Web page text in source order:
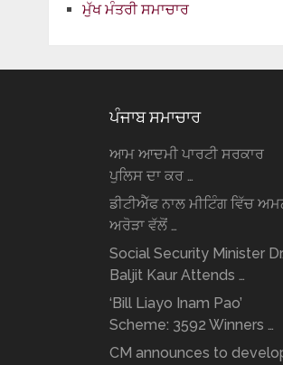
ਮੁੱਖ ਮੰਤਰੀ ਸਮਾਚਾਰ
ਪੰਜਾਬ ਸਮਾਚਾਰ
ਆਮ ਆਦਮੀ ਪਾਰਟੀ ਸਰਕਾਰ
ਪੁਲਿਸ ਦਾ ਕਰ …
ਡੀਟੀਐੱਫ ਨਾਲ ਮੀਟਿੰਗ ਵਿੱਚ
ਅਰੋੜਾ ਵੱਲੋਂ …
Social Security Minister Dr.
Baljit Kaur Attends …
‘Bill Liayo Inam Pao’
Scheme: 3592 Winners …
CM announces to